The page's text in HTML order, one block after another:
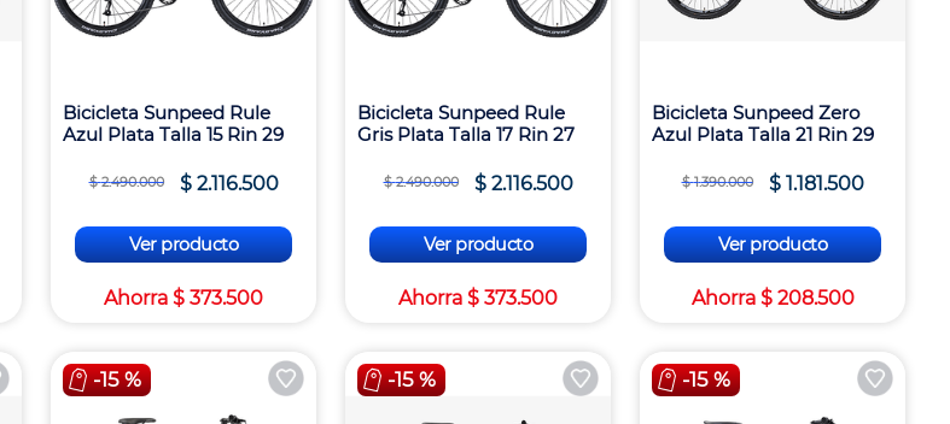
Bicicleta Sunpeed Rule
Azul Plata Talla 15 Rin 29
$ 2.490.000 $ 2.116.500
Ver producto
Ahorra $ 373.500
Bicicleta Sunpeed Rule
Gris Plata Talla 17 Rin 27
$ 2.490.000 $ 2.116.500
Ver producto
Ahorra $ 373.500
Bicicleta Sunpeed Zero
Azul Plata Talla 21 Rin 29
$ 1.390.000 $ 1.181.500
Ver producto
Ahorra $ 208.500
-15 % -15 % -15 %